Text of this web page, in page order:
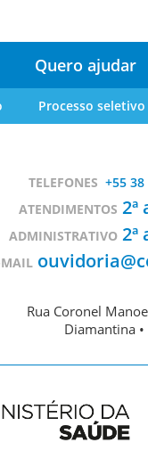
Quero ajudar
Processo seletivo
TELEFONES +55 38
ATENDIMENTOS 2ª
ADMINISTRATIVO 2ª
MAIL
Rua Coronel
Diamantina